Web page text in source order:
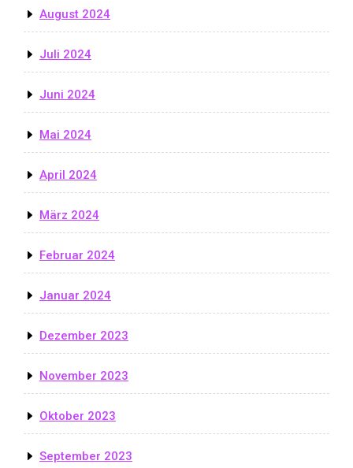
August 2024
Juli 2024
Juni 2024
Mai 2024
April 2024
März 2024
Februar 2024
Januar 2024
Dezember 2023
November 2023
Oktober 2023
September 2023